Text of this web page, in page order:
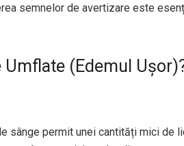
semnelor de avertizare este
Umflate (Edemul
sânge permit unei cantități mici de